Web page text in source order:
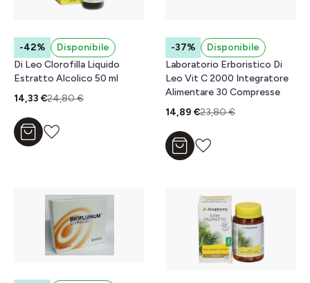
-42%
Disponibile
Di Leo Clorofilla Liquido
Estratto Alcolico 50 ml
14,33 €24,80 €
Aggiungi al carrello
-37%
Disponibile
Laboratorio Erboristico Di
Leo Vit C 2000 Integratore
Alimentare 30 Compresse
14,89 €23,80 €
Aggiungi al carrello